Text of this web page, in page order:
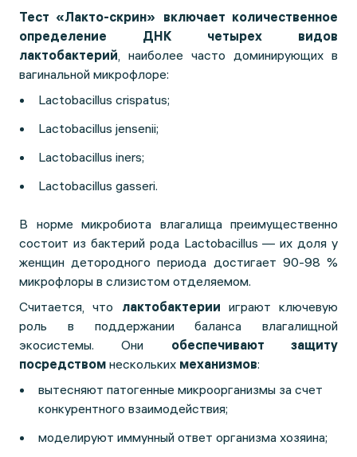
Тест «Лакто-скрин» включает количественное
определение ДНК четырех видов
лактобактерий, наиболее часто доминирующих в
вагинальной микрофлоре:
Lactobacillus crispatus;
Lactobacillus jensenii;
Lactobacillus iners;
Lactobacillus gasseri.
В норме микробиота влагалища преимущественно
состоит из бактерий рода Lactobacillus — их доля у
женщин детородного периода достигает 90-98 %
микрофлоры в слизистом отделяемом.
Считается, что лактобактерии играют ключевую
роль в поддержании баланса влагалищной
экосистемы. Они обеспечивают защиту
посредством нескольких механизмов:
вытесняют патогенные микроорганизмы за счет
конкурентного взаимодействия;
моделируют иммунный ответ организма хозяина;